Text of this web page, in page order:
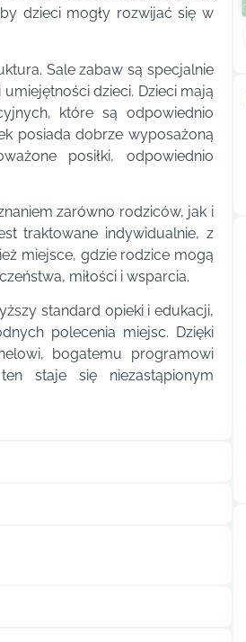
dzieci mogły rozwijać się w
Sale zabaw są specjalnie
dzieci. Dzieci mają
które są odpowiednio
posiada dobrze wyposażoną
posiłki, odpowiednio
zarówno rodziców, jak i
traktowane indywidualnie, z
miejsce, gdzie rodzice mogą
miłości i wsparcia.
standard opieki i edukacji,
polecenia miejsc. Dzięki
bogatemu programowi
staje się niezastąpionym